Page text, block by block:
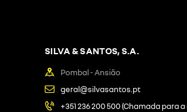
SILVA & SANTOS, S.A.
Pombal - Ansião
geral@silvasantos.pt
+351 236 200 500 (Chamada para